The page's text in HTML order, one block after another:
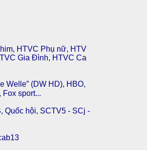
HTVC Phụ nữ, HTV
Gia Đình, HTVC Ca
Welle” (DW HD), HBO,
sport...
Quốc hội, SCTV5 - SCj -